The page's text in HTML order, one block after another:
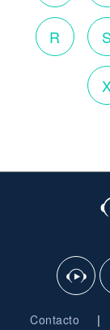
R S
Contacto |